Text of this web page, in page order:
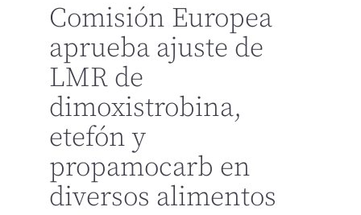
Comisión Europea
aprueba ajuste de
LMR de
dimoxistrobina,
etefón y
propamocarb en
diversos alimentos